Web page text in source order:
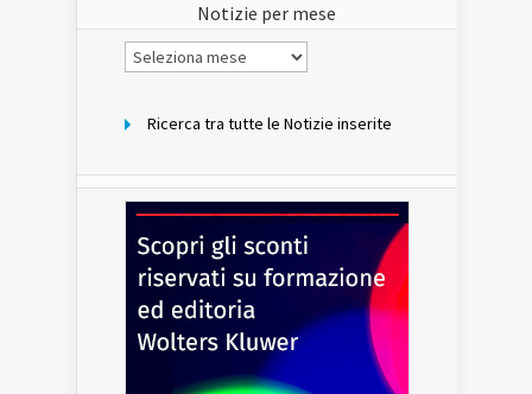
Notizie per mese
Notizie
per
Ricerca tra tutte le Notizie inserite